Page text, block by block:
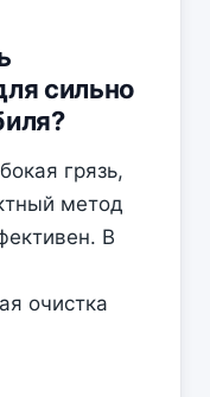
сильно
грязь,
метод
В
очистка